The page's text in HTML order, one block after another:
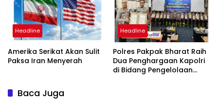
Headline
Amerika Serikat Akan Sulit
Paksa Iran Menyerah
Headline
Polres Pakpak Bharat Raih
Dua Penghargaan Kapolri
di Bidang Pengelolaan
Baca Juga